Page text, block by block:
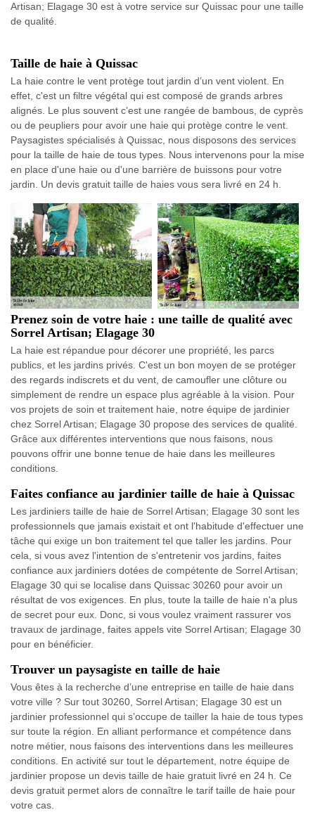
Artisan; Elagage 30 est à votre service sur Quissac pour une taille
de qualité.
Taille de haie à Quissac
La haie contre le vent protège tout jardin d’un vent violent. En
effet, c'est un filtre végétal qui est composé de grands arbres
alignés. Le plus souvent c’est une rangée de bambous, de cyprès
ou de peupliers pour avoir une haie qui protège contre le vent.
Paysagistes spécialisés à Quissac, nous disposons des services
pour la taille de haie de tous types. Nous intervenons pour la mise
en place d'une haie ou d'une barrière de buissons pour votre
jardin. Un devis gratuit taille de haies vous sera livré en 24 h.
Prenez soin de votre haie : une taille de qualité avec
Sorrel Artisan; Elagage 30
La haie est répandue pour décorer une propriété, les parcs
publics, et les jardins privés. C'est un bon moyen de se protéger
des regards indiscrets et du vent, de camoufler une clôture ou
simplement de rendre un espace plus agréable à la vision. Pour
vos projets de soin et traitement haie, notre équipe de jardinier
chez Sorrel Artisan; Elagage 30 propose des services de qualité.
Grâce aux différentes interventions que nous faisons, nous
pouvons offrir une bonne tenue de haie dans les meilleures
conditions.
Faites confiance au jardinier taille de haie à Quissac
Les jardiniers taille de haie de Sorrel Artisan; Elagage 30 sont les
professionnels que jamais existait et ont l'habitude d'effectuer une
tâche qui exige un bon traitement tel que taller les jardins. Pour
cela, si vous avez l'intention de s'entretenir vos jardins, faites
confiance aux jardiniers dotées de compétente de Sorrel Artisan;
Elagage 30 qui se localise dans Quissac 30260 pour avoir un
résultat de vos exigences. En plus, toute la taille de haie n'a plus
de secret pour eux. Donc, si vous voulez vraiment rassurer vos
travaux de jardinage, faites appels vite Sorrel Artisan; Elagage 30
pour en bénéficier.
Trouver un paysagiste en taille de haie
Vous êtes à la recherche d’une entreprise en taille de haie dans
votre ville ? Sur tout 30260, Sorrel Artisan; Elagage 30 est un
jardinier professionnel qui s’occupe de tailler la haie de tous types
sur toute la région. En alliant performance et compétence dans
notre métier, nous faisons des interventions dans les meilleures
conditions. En activité sur tout le département, notre équipe de
jardinier propose un devis taille de haie gratuit livré en 24 h. Ce
devis gratuit permet alors de connaître le tarif taille de haie pour
votre cas.